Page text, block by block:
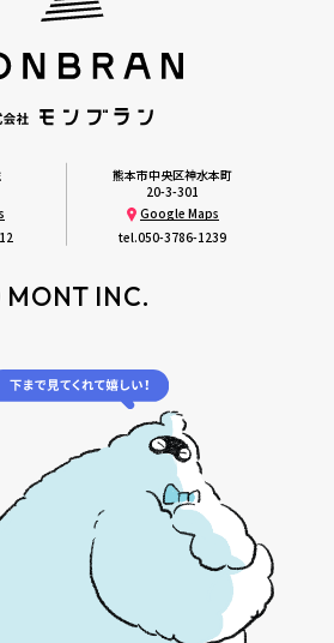
熊本市中央区神水本町
20-3-301
Google Maps
tel.050-3786-1239
INC.